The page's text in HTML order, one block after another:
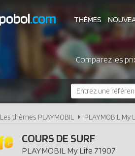
THÈMES
Comparez les
Les thèmes PLAYMOBIL PLAYMOBIL My
COURS DE SURF
PLAYMOBIL My Life 71907